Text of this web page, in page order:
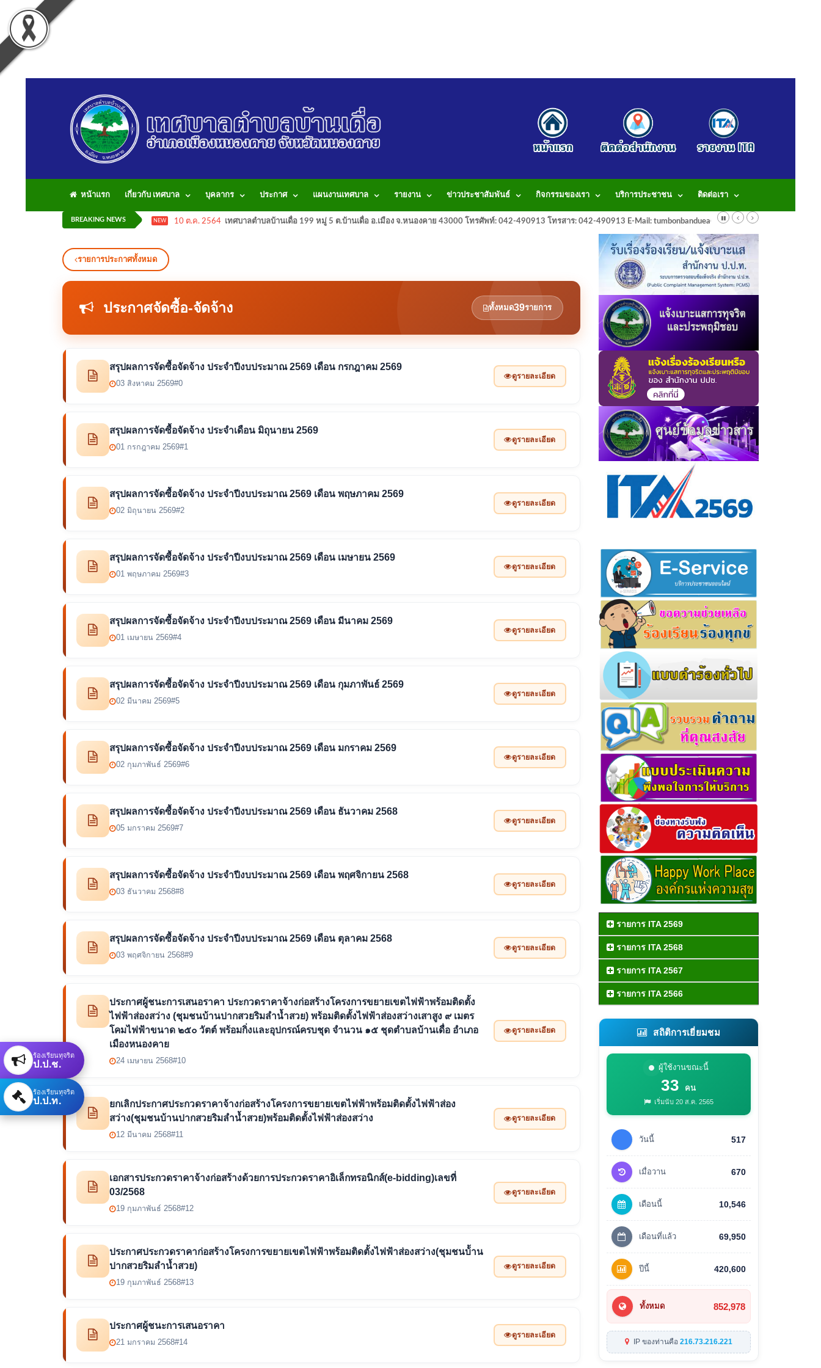
หน้าแรก เกี่ยวกับ เทศบาล บุคลากร ประกาศ แผนงานเทศบาล รายงาน ข่าวประชาสัมพันธ์ กิจกรรมของเรา บริการประชาชน ติดต่อเรา
BREAKING NEWS NEW 10 ต.ค. 2564 เทศบาลตำบลบ้านเดื่อ 199 หมู่ 5 ต.บ้านเดื่อ อ.เมือง จ.หนองคาย 43000 โทรศัพท์: 042-490913 โทรสาร: 042-490913 E-Mail: tumbonbanduea@gmail.com
รายการประกาศทั้งหมด
ประกาศจัดซื้อ-จัดจ้าง ทั้งหมด39รายการ
สรุปผลการจัดซื้อจัดจ้าง ประจำปีงบประมาณ 2569 เดือน กรกฎาคม 2569
03 สิงหาคม 2569#0
ดูรายละเอียด
สรุปผลการจัดซื้อจัดจ้าง ประจำเดือน มิถุนายน 2569
01 กรกฎาคม 2569#1
ดูรายละเอียด
สรุปผลการจัดซื้อจัดจ้าง ประจำปีงบประมาณ 2569 เดือน พฤษภาคม 2569
02 มิถุนายน 2569#2
ดูรายละเอียด
สรุปผลการจัดซื้อจัดจ้าง ประจำปีงบประมาณ 2569 เดือน เมษายน 2569
01 พฤษภาคม 2569#3
ดูรายละเอียด
สรุปผลการจัดซื้อจัดจ้าง ประจำปีงบประมาณ 2569 เดือน มีนาคม 2569
01 เมษายน 2569#4
ดูรายละเอียด
สรุปผลการจัดซื้อจัดจ้าง ประจำปีงบประมาณ 2569 เดือน กุมภาพันธ์ 2569
02 มีนาคม 2569#5
ดูรายละเอียด
สรุปผลการจัดซื้อจัดจ้าง ประจำปีงบประมาณ 2569 เดือน มกราคม 2569
02 กุมภาพันธ์ 2569#6
ดูรายละเอียด
สรุปผลการจัดซื้อจัดจ้าง ประจำปีงบประมาณ 2569 เดือน ธันวาคม 2568
05 มกราคม 2569#7
ดูรายละเอียด
สรุปผลการจัดซื้อจัดจ้าง ประจำปีงบประมาณ 2569 เดือน พฤศจิกายน 2568
03 ธันวาคม 2568#8
ดูรายละเอียด
สรุปผลการจัดซื้อจัดจ้าง ประจำปีงบประมาณ 2569 เดือน ตุลาคม 2568
03 พฤศจิกายน 2568#9
ดูรายละเอียด
ประกาศผู้ชนะการเสนอราคา ประกวดราคาจ้างก่อสร้างโครงการขยายเขตไฟฟ้าพร้อมติดตั้ง
ไฟฟ้าส่องสว่าง (ชุมชนบ้านปากสวยริมลำน้ำสวย) พร้อมติดตั้งไฟฟ้าส่องสว่างเสาสูง ๙ เมตร
โคมไฟฟ้าขนาด ๒๕๐ วัตต์ พร้อมกิ่งและอุปกรณ์ครบชุด จำนวน ๑๕ ชุดตำบลบ้านเดื่อ อำเภอ
เมืองหนองคาย
24 เมษายน 2568#10
ดูรายละเอียด
ยกเลิกประกาศประกวดราคาจ้างก่อสร้างโครงการขยายเขตไฟฟ้าพร้อมติดตั้งไฟฟ้าส่อง
สว่าง(ชุมชนบ้านปากสวยริมลำน้ำสวย)พร้อมติดตั้งไฟฟ้าส่องสว่าง
12 มีนาคม 2568#11
ดูรายละเอียด
เอกสารประกวดราคาจ้างก่อสร้างด้วยการประกวดราคาอิเล็กทรอนิกส์(e-bidding)เลขที่
03/2568
19 กุมภาพันธ์ 2568#12
ดูรายละเอียด
ประกาศประกวดราคาก่อสร้างโครงการขยายเขตไฟฟ้าพร้อมติดตั้งไฟฟ้าส่องสว่าง(ชุมชนบ้้าน
ปากสวยริมลำน้ำสวย)
19 กุมภาพันธ์ 2568#13
ดูรายละเอียด
ประกาศผู้ชนะการเสนอราคา
21 มกราคม 2568#14
ดูรายละเอียด
รายการ ITA 2569
รายการ ITA 2568
รายการ ITA 2567
รายการ ITA 2566
สถิติการเยี่ยมชม
ผู้ใช้งานขณะนี้
33 คน
เริ่มนับ 20 ส.ค. 2565
วันนี้ 517
เมื่อวาน 670
เดือนนี้ 10,546
เดือนที่แล้ว 69,950
ปีนี้ 420,600
ทั้งหมด 852,978
IP ของท่านคือ 216.73.216.221
ร้องเรียนทุจริต
ป.ป.ช.
ร้องเรียนทุจริต
ป.ป.ท.